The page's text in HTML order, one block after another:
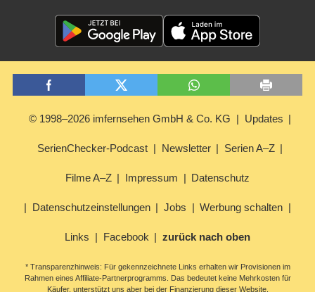
© 1998–2026 imfernsehen GmbH & Co. KG Updates
SerienChecker-Podcast Newsletter Serien A–Z
Filme A–Z Impressum Datenschutz
Datenschutzeinstellungen Jobs Werbung schalten
Links Facebook zurück nach oben
* Transparenzhinweis: Für gekennzeichnete Links erhalten wir Provisionen im
Rahmen eines Affiliate-Partnerprogramms. Das bedeutet keine Mehrkosten für
Käufer, unterstützt uns aber bei der Finanzierung dieser Website.